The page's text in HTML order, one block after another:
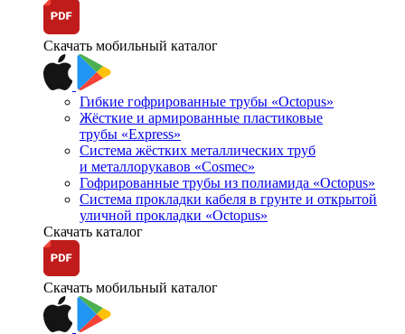
Скачать мобильный каталог
Гибкие гофрированные трубы «Octopus»
Жёсткие и армированные пластиковые
трубы «Express»
Система жёстких металлических труб
и металлорукавов «Cosmec»
Гофрированные трубы из полиамида «Octopus»
Система прокладки кабеля в грунте и открытой
уличной прокладки «Octopus»
Скачать каталог
Скачать мобильный каталог